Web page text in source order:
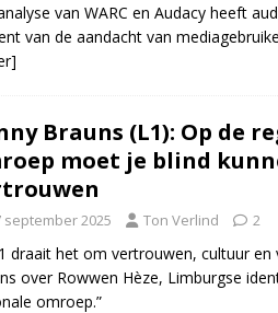
van WARC en Audacy heeft
van de aandacht van
Brauns (L1): Op de
moet je blind
september 2025 Ton Verlind 2
draait het om vertrouwen, cultuur en
over Rowwen Hèze, Limburgse
omroep.”